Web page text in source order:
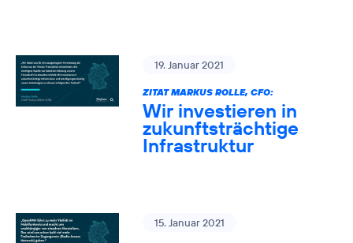
19. Januar 2021
ZITAT MARKUS ROLLE, CFO:
Wir investieren in
zukunftsträchtige
Infrastruktur
15. Januar 2021